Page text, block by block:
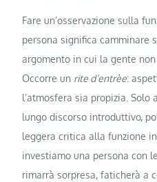
Fare un’osservazione sulla
persona significa camminare
argomento in cui la gente
Occorre un rite d’entrèe:
l’atmosfera sia propizia. Solo
lungo discorso introduttivo,
leggera critica alla funzione
investiamo una persona con
rimarrà sorpresa, faticherà a